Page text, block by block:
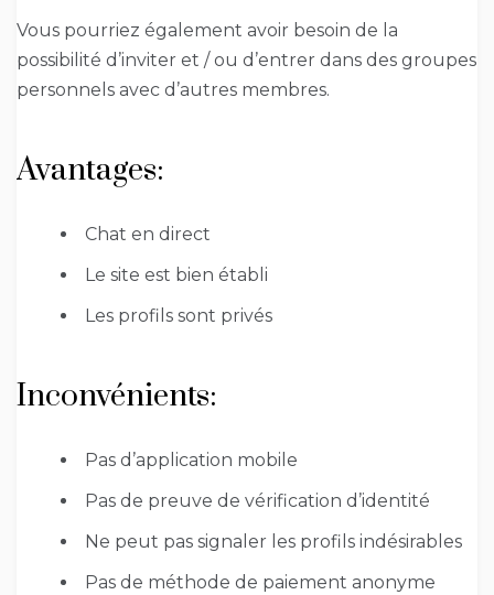
Vous pourriez également avoir besoin de la
possibilité d’inviter et / ou d’entrer dans des groupes
personnels avec d’autres membres.
Avantages:
Chat en direct
Le site est bien établi
Les profils sont privés
Inconvénients:
Pas d’application mobile
Pas de preuve de vérification d’identité
Ne peut pas signaler les profils indésirables
Pas de méthode de paiement anonyme